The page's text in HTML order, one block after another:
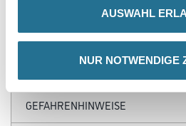
AUSWAHL
NUR NOTWENDIGE
GEFAHRENHINWEISE